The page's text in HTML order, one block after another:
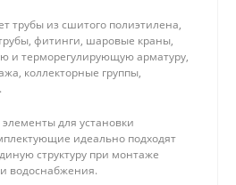
трубы из сшитого полиэтилена,
фитинги, шаровые краны,
и терморегулирующую арматуру,
коллекторные группы,
для установки
идеально подходят
структуру при монтаже
водоснабжения.